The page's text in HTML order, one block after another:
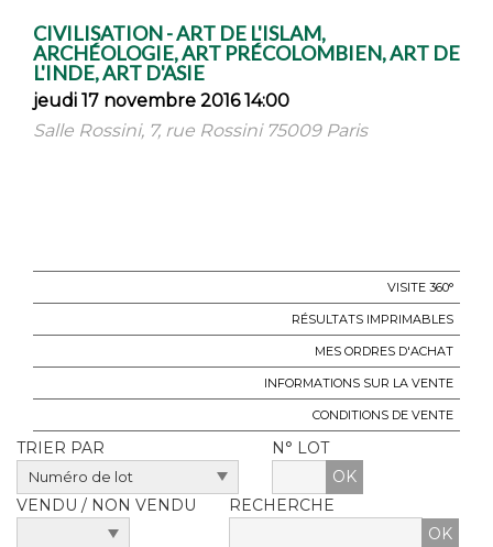
CIVILISATION - ART DE L'ISLAM,
ARCHÉOLOGIE, ART PRÉCOLOMBIEN, ART DE
L'INDE, ART D'ASIE
jeudi 17 novembre 2016 14:00
Salle Rossini, 7, rue Rossini 75009 Paris
VISITE 360°
RÉSULTATS IMPRIMABLES
MES ORDRES D'ACHAT
INFORMATIONS SUR LA VENTE
CONDITIONS DE VENTE
TRIER PAR
N° LOT
OK
VENDU / NON VENDU
RECHERCHE